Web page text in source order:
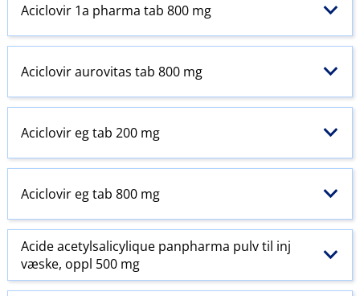
Aciclovir 1a pharma tab 800 mg
Aciclovir aurovitas tab 800 mg
Aciclovir eg tab 200 mg
Aciclovir eg tab 800 mg
Acide acetylsalicylique panpharma pulv til inj
væske, oppl 500 mg